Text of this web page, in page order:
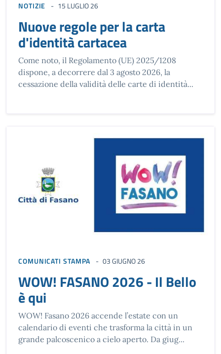
NOTIZIE 15 LUGLIO 26
Nuove regole per la carta
d'identità cartacea
Come noto, il Regolamento (UE) 2025/1208
dispone, a decorrere dal 3 agosto 2026, la
cessazione della validità delle carte di identità...
COMUNICATI STAMPA 03 GIUGNO 26
WOW! FASANO 2026 - Il Bello
è qui
WOW! Fasano 2026 accende l’estate con un
calendario di eventi che trasforma la città in un
grande palcoscenico a cielo aperto. Da giug...